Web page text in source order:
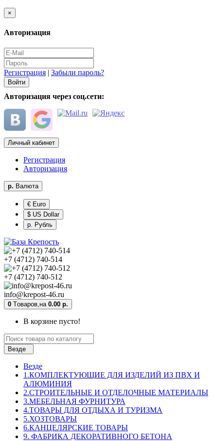
×
Авторизация
Регистрация | Забыли пароль?
Авторизация через соц.сети:
Личный кабинет
Регистрация
Авторизация
р. Валюта
€ Euro
$ US Dollar
р. Рубль
+7 (4712) 740-514
+7 (4712) 740-512
info@krepost-46.ru
0 Tоваров, на 0.00 р.
В корзине пусто!
Везде
Везде
1.КОМПЛЕКТУЮЩИЕ ДЛЯ ИЗДЕЛИЙ ИЗ ПВХ И
АЛЮМИНИЯ
2.СТРОИТЕЛЬНЫЕ И ОТДЕЛОЧНЫЕ МАТЕРИАЛЫ
3.МЕБЕЛЬНАЯ ФУРНИТУРА
4.ТОВАРЫ ДЛЯ ОТДЫХА И ТУРИЗМА
5.ХОЗТОВАРЫ
6.КАНЦЕЛЯРСКИЕ ТОВАРЫ
9. ФАБРИКА ДЕКОРАТИВНОГО БЕТОНА